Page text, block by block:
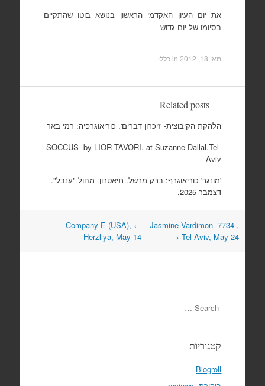
את יום העיון האקדמי הראשון בנושא בוטו שהתקיים
בסיומו של יום גדוש
מאי 18, 2012 in כללי.
Related posts
הלהקת הקיבוצית- 'זיכרון דברים'. כוריאוגרפיה: רמי באר
SOCCUS- by LIOR TAVORI. at Suzanne Dallal.Tel-
Aviv
'מונגר' כוריאוגרף: ברק מרשל. תיאטרון מחול "ענבל".
דצמבר 2025.
Post
navigation
←
Company E (USA),
Herzliya, May 14
Jasmine Vardimon- 7734 ,
Tel Aviv, May 24
→
Search
קטגוריות
Blogroll